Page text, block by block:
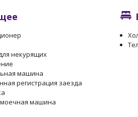
некурящих
машина
регистрация заезда
машина